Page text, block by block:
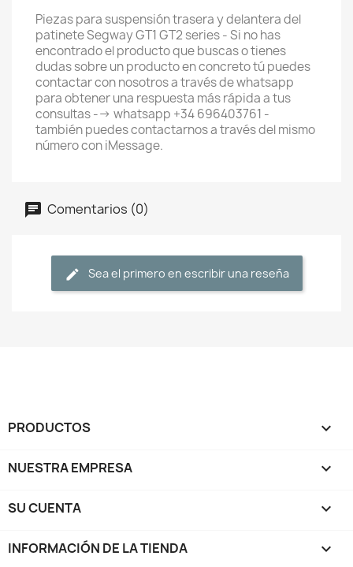
Piezas para suspensión trasera y delantera del
patinete Segway GT1 GT2 series - Si no has
encontrado el producto que buscas o tienes
dudas sobre un producto en concreto tú puedes
contactar con nosotros a través de whatsapp
para obtener una respuesta más rápida a tus
consultas --> whatsapp +34 696403761 -
también puedes contactarnos a través del mismo
número con iMessage.
Comentarios (0)
Sea el primero en escribir una reseña
PRODUCTOS 
NUESTRA EMPRESA 
SU CUENTA 
INFORMACIÓN DE LA TIENDA keyboard_arrow_down